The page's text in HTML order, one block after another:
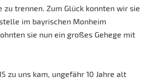
zu trennen. Zum Glück konnten wir sie
im bayrischen Monheim
sie nun ein großes Gehege mit
zu uns kam, ungefähr 10 Jahre alt